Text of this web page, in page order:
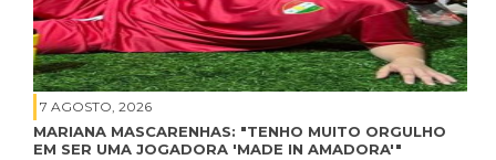
7 AGOSTO, 2026
MARIANA MASCARENHAS: "TENHO MUITO ORGULHO
EM SER UMA JOGADORA 'MADE IN AMADORA'"